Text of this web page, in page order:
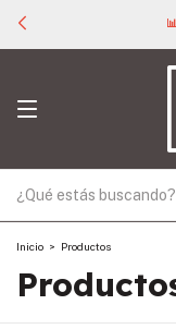
Inicio > Productos